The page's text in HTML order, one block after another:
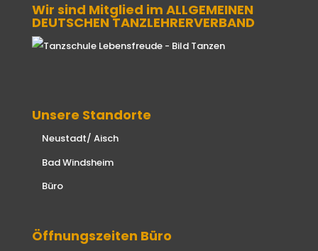
Wir sind Mitglied im ALLGEMEINEN
DEUTSCHEN TANZLEHRERVERBAND
Unsere Standorte
Neustadt/ Aisch
Bad Windsheim
Büro
Öffnungszeiten Büro